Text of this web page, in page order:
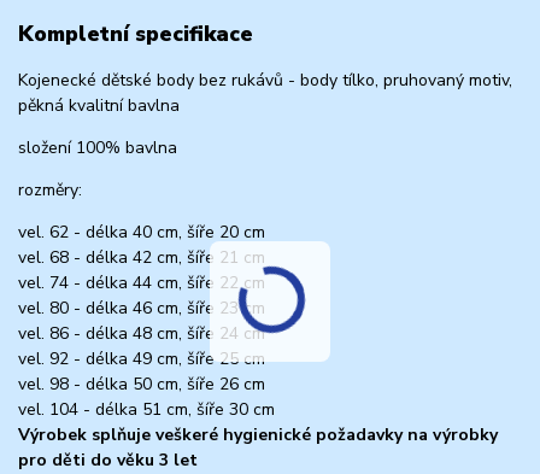
Kompletní specifikace
Kojenecké dětské body bez rukávů - body tílko, pruhovaný motiv,
pěkná kvalitní bavlna
složení 100% bavlna
rozměry:
vel. 62 - délka 40 cm, šíře 20 cm
vel. 68 - délka 42 cm, šíře 21 cm
vel. 74 - délka 44 cm, šíře 22 cm
vel. 80 - délka 46 cm, šíře 23 cm
vel. 86 - délka 48 cm, šíře 24 cm
vel. 92 - délka 49 cm, šíře 25 cm
vel. 98 - délka 50 cm, šíře 26 cm
vel. 104 - délka 51 cm, šíře 30 cm
Výrobek splňuje veškeré hygienické požadavky na výrobky
pro děti do věku 3 let